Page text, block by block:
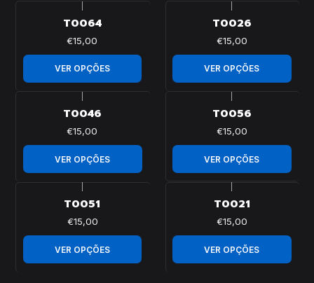
T0064
€15,00
VER OPÇÕES
T0026
€15,00
VER OPÇÕES
T0046
€15,00
VER OPÇÕES
T0056
€15,00
VER OPÇÕES
T0051
€15,00
VER OPÇÕES
T0021
€15,00
VER OPÇÕES